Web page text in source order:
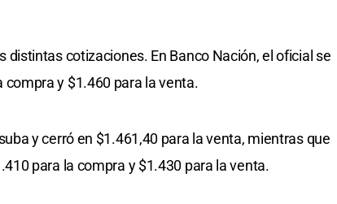
cotizaciones. En Banco Nación, el oficial se
y $1.460 para la venta.
y cerró en $1.461,40 para la venta, mientras que
para la compra y $1.430 para la venta.